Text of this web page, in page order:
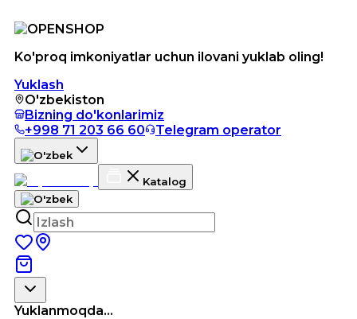
Ko'proq imkoniyatlar uchun ilovani yuklab oling!
Yuklash
O'zbekiston
Bizning do'konlarimiz
+998 71 203 66 60
Telegram operator
Katalog
Yuklanmoqda...